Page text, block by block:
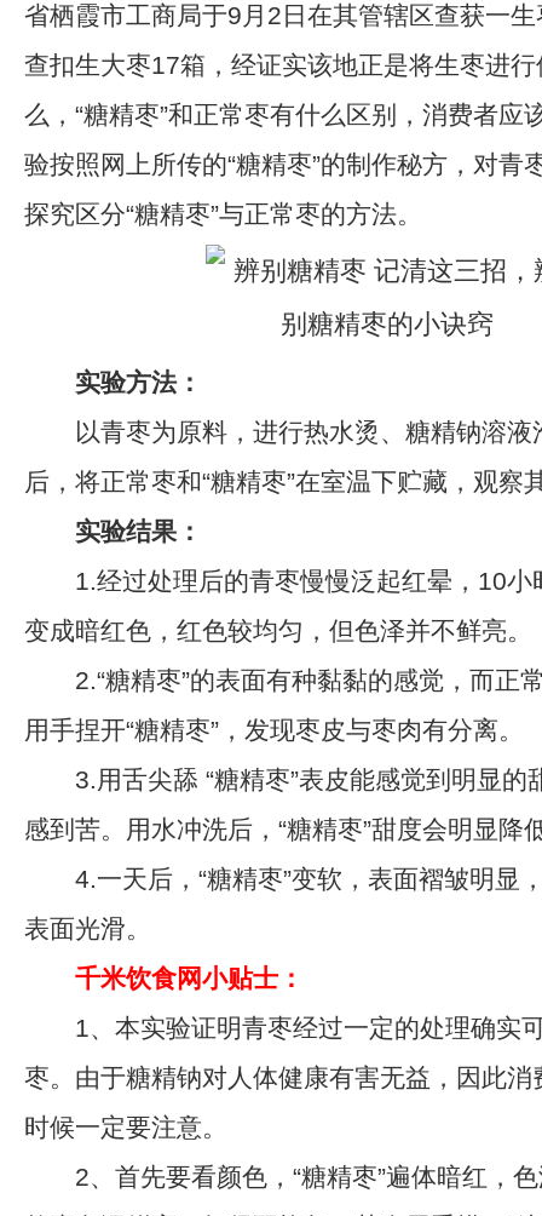
省栖霞市工商局于9月2日在其管辖区查获一
查扣生大枣17箱，经证实该地正是将生枣进
么，“糖精枣”和正常枣有什么区别，消费者应
验按照网上所传的“糖精枣”的制作秘方，对青
探究区分“糖精枣”与正常枣的方法。
实验方法：
以青枣为原料，进行热水烫、糖精钠溶液
后，将正常枣和“糖精枣”在室温下贮藏，观察
实验结果：
1.经过处理后的青枣慢慢泛起红晕，10小
变成暗红色，红色较均匀，但色泽并不鲜亮。
2.“糖精枣”的表面有种黏黏的感觉，而正
用手捏开“糖精枣”，发现枣皮与枣肉有分离。
3.用舌尖舔 “糖精枣”表皮能感觉到明显的
感到苦。用水冲洗后，“糖精枣”甜度会明显降
4.一天后，“糖精枣”变软，表面褶皱明显
表面光滑。
千米饮食网小贴士：
1、本实验证明青枣经过一定的处理确实
枣。由于糖精钠对人体健康有害无益，因此消
时候一定要注意。
2、首先要看颜色，“糖精枣”遍体暗红，色